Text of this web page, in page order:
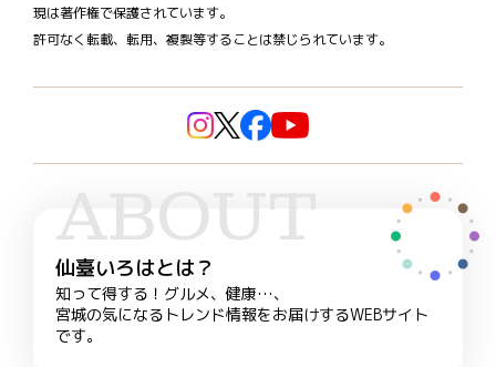
現は著作権で保護されています。
許可なく転載、転用、複製等することは禁じられています。
ABOUT
仙臺いろはとは？
知って得する！グルメ、健康…、
宮城の気になるトレンド情報をお届けするWEBサイト
です。